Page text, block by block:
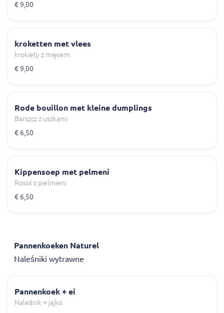
€ 9,00
kroketten met vlees
krokiety z mięsem
€ 9,00
Rode bouillon met kleine dumplings
Barszcz z uszkami
€ 6,50
Kippensoep met pelmeni
Rosol z pielmieni
€ 6,50
Pannenkoeken Naturel
Naleśniki wytrawne
Pannenkoek + ei
Naleśnik + jajko